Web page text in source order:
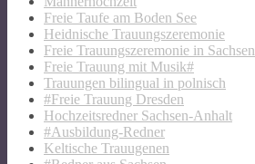
Freie Taufe am Boden See
Heidnische Trauungszeremonie
Freie Trauungszeremonie in Sachsen
Freie Trauung mit Musik#
Trauungen bilingual in polnisch
#Freie Trauung Dresden
Hochzeitsredner Sachsen-Anhalt
#Ausbildung-Redner
Keltische Trauugenen